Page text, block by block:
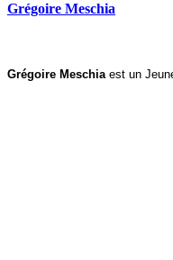
Grégoire Meschia
Grégoire Meschia est un